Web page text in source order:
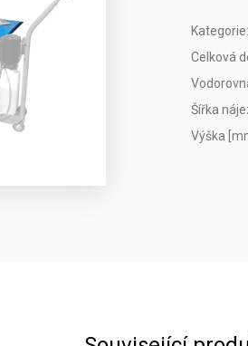
Kategorie:
Celková
Šířka
Výška